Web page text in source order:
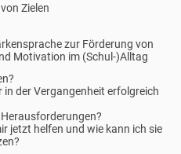
Zielen
zur Förderung von
Motivation im (Schul-)Alltag
in der Vergangenheit erfolgreich
jetzt helfen und wie kann ich sie